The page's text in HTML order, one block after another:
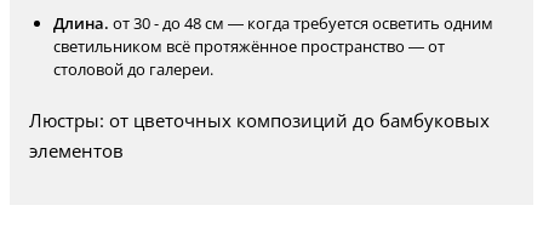
Длина. от 30 - до 48 см — когда требуется осветить одним
светильником всё протяжённое пространство — от
столовой до галереи.
Люстры: от цветочных композиций до бамбуковых
элементов